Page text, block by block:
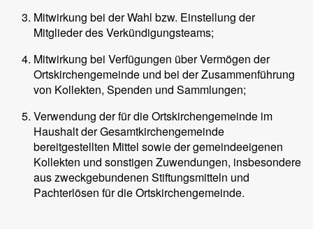
Mitwirkung bei der Wahl bzw. Einstellung der
Mitglieder des Verkündigungsteams;
Mitwirkung bei Verfügungen über Vermögen der
Ortskirchengemeinde und bei der Zusammenführung
von Kollekten, Spenden und Sammlungen;
Verwendung der für die Ortskirchengemeinde im
Haushalt der Gesamtkirchengemeinde
bereitgestellten Mittel sowie der gemeindeeigenen
Kollekten und sonstigen Zuwendungen, insbesondere
aus zweckgebundenen Stiftungsmitteln und
Pachterlösen für die Ortskirchengemeinde.